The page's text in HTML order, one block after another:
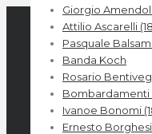
Giorgio
Attilio Ascarelli
Pasquale
Banda Koch
Rosario
Bombardamenti
Ivanoe Bonomi
Ernesto Borghesi